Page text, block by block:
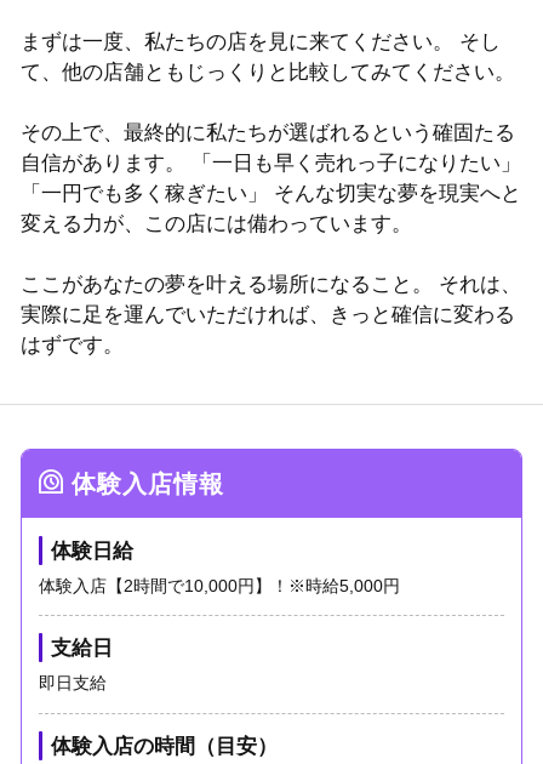
まずは一度、私たちの店を見に来てください。 そし
て、他の店舗ともじっくりと比較してみてください。
その上で、最終的に私たちが選ばれるという確固たる
自信があります。 「一日も早く売れっ子になりたい」
「一円でも多く稼ぎたい」 そんな切実な夢を現実へと
変える力が、この店には備わっています。
ここがあなたの夢を叶える場所になること。 それは、
実際に足を運んでいただければ、きっと確信に変わる
はずです。
体験入店情報
体験日給
体験入店【2時間で10,000円】！※時給5,000円
支給日
即日支給
体験入店の時間（目安）